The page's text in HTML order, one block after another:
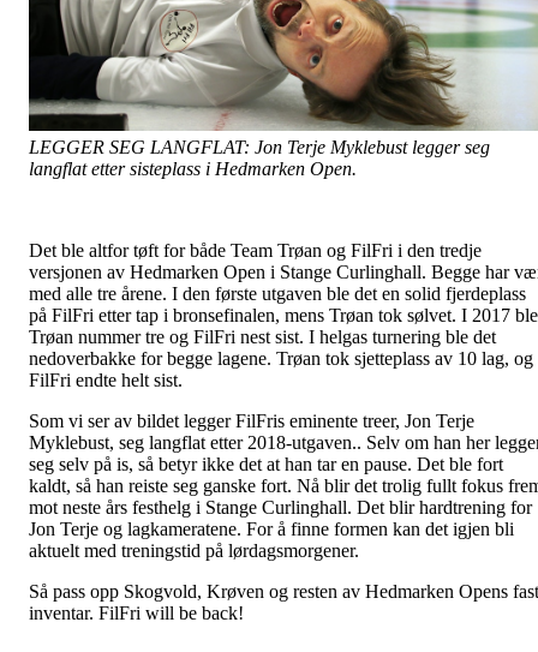
LEGGER SEG LANGFLAT: Jon Terje Myklebust legger seg
langflat etter sisteplass i Hedmarken Open.
Det ble altfor tøft for både Team Trøan og FilFri i den tredje
versjonen av Hedmarken Open i Stange Curlinghall. Begge har
med alle tre årene. I den første utgaven ble det en solid fjerdeplass
på FilFri etter tap i bronsefinalen, mens Trøan tok sølvet. I 2017 ble
Trøan nummer tre og FilFri nest sist. I helgas turnering ble det
nedoverbakke for begge lagene. Trøan tok sjetteplass av 10 lag, og
FilFri endte helt sist.
Som vi ser av bildet legger FilFris eminente treer, Jon Terje
Myklebust, seg langflat etter 2018-utgaven.. Selv om han her
seg selv på is, så betyr ikke det at han tar en pause. Det ble fort
kaldt, så han reiste seg ganske fort. Nå blir det trolig fullt fokus
mot neste års festhelg i Stange Curlinghall. Det blir hardtrening for
Jon Terje og lagkameratene. For å finne formen kan det igjen bli
aktuelt med treningstid på lørdagsmorgener.
Så pass opp Skogvold, Krøven og resten av Hedmarken Opens
inventar. FilFri will be back!